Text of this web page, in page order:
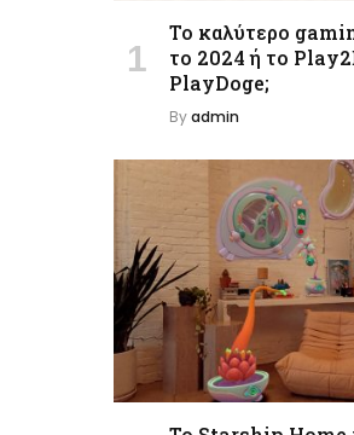
Το καλύτερο
το 2024 ή το
PlayDoge;
Byadmin